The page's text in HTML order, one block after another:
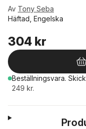
Av Tony Seba
Häftad, Engelska
304 kr
Beställningsvara.
249 kr.